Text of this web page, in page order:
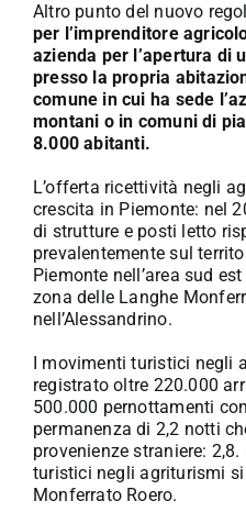
Altro punto del nuovo
per l’imprenditore
azienda per l’apertura di
presso la propria
comune in cui ha sede
montani o in comuni di
8.000 abitanti.
L’offerta ricettività negli
crescita in Piemonte: nel
di strutture e posti letto
prevalentemente sul
Piemonte nell’area sud
zona delle Langhe
nell’Alessandrino.
I movimenti turistici negli
registrato oltre 220.000
500.000 pernottamenti
permanenza di 2,2 notti
provenienze straniere:
turistici negli agriturismi
Monferrato Roero.